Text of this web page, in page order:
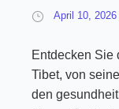
April 10, 2026
Entdecken Sie
Tibet, von
den